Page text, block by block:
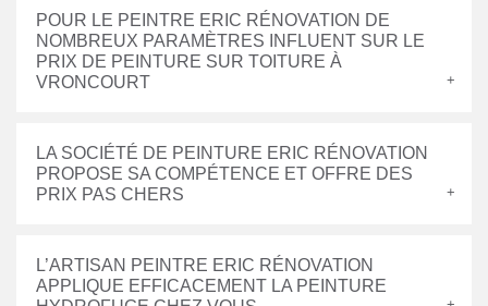
POUR LE PEINTRE ERIC RÉNOVATION DE
NOMBREUX PARAMÈTRES INFLUENT SUR LE
PRIX DE PEINTURE SUR TOITURE À
VRONCOURT
LA SOCIÉTÉ DE PEINTURE ERIC RÉNOVATION
PROPOSE SA COMPÉTENCE ET OFFRE DES
PRIX PAS CHERS
L’ARTISAN PEINTRE ERIC RÉNOVATION
APPLIQUE EFFICACEMENT LA PEINTURE